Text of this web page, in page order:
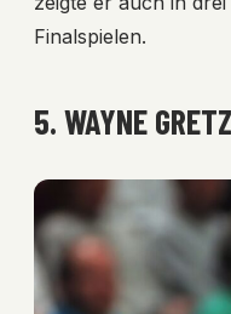
Finalspielen.
5. WAYNE